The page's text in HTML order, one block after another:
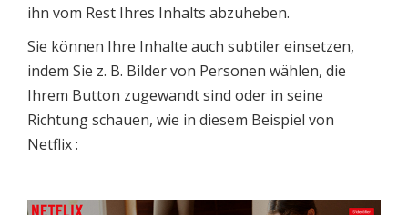
ihn vom Rest Ihres Inhalts abzuheben.
Sie können Ihre Inhalte auch subtiler einsetzen,
indem Sie z. B. Bilder von Personen wählen, die
Ihrem Button zugewandt sind oder in seine
Richtung schauen, wie in diesem Beispiel von
Netflix :